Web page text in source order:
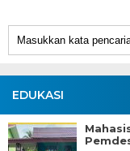
EDUKASI